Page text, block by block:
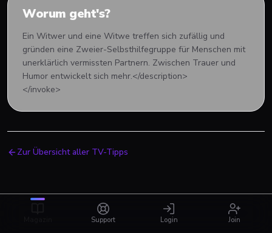
Worum geht's?
Ein Witwer und eine Witwe treffen sich zufällig und
gründen eine Zweier-Selbsthilfegruppe für Menschen mit
unerklärlich vermissten Partnern. Zwischen Trauer und
Humor entwickelt sich mehr.</description>
</invoke>
Zur Übersicht aller TV-Tipps
Support Login Join